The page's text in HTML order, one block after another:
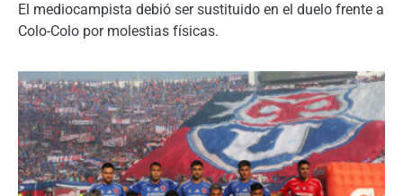
El mediocampista debió ser sustituido en el duelo frente a
Colo-Colo por molestias físicas.